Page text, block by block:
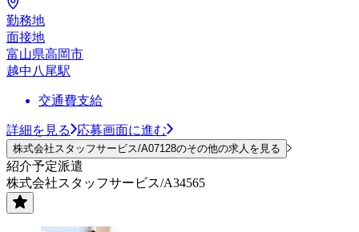
勤務地
面接地
富山県高岡市
越中八尾駅
交通費支給
詳細を見る 応募画面に進む
株式会社スタッフサービス/A07128のその他の求人を見る
紹介予定派遣
株式会社スタッフサービス/A34565